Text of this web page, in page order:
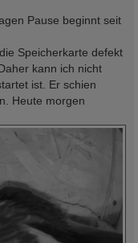
Pause beginnt seit
Speicherkarte defekt
kann ich nicht
ist. Er schien
Heute morgen